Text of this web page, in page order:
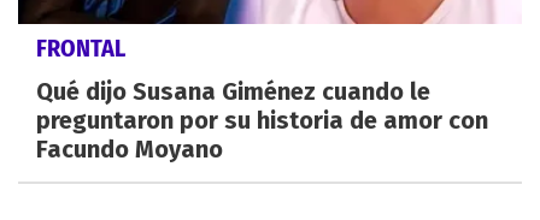
FRONTAL
Qué dijo Susana Giménez cuando le
preguntaron por su historia de amor con
Facundo Moyano